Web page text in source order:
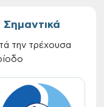
Σημαντικά
την τρέχουσα